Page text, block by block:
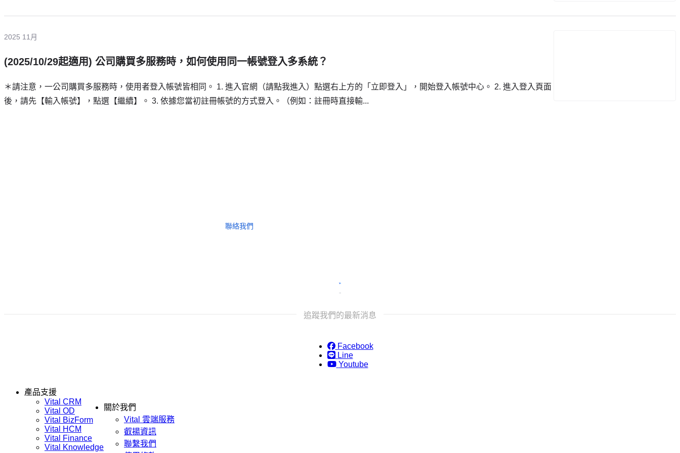
2025 11月
(2025/10/29起適用) 公司購買多服務時，如何使用同一帳號登入多系統？
＊請注意，一公司購買多服務時，使用者登入帳號皆相同。 1. 進入官網（請點我進入）點選右上方的「立即登入」，開始登入帳號中心。 2. 進入登入頁面
後，請先【輸入帳號】，點選【繼續】。 3. 依據您當初註冊帳號的方式登入。（例如：註冊時直接輸...
聯絡我們
追蹤我們的最新消息
Facebook
Line
Youtube
產品支援
Vital CRM
Vital OD
Vital BizForm
Vital HCM
Vital Finance
Vital Knowledge
關於我們
Vital 雲端服務
叡揚資訊
聯繫我們